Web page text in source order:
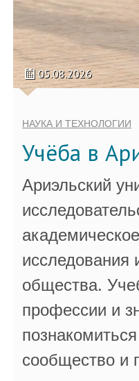
05.08.2026
НАУКА И ТЕХНОЛОГИИ
Учёба в
Ариэльский
исследования
общества.
профессии и
сообщество и